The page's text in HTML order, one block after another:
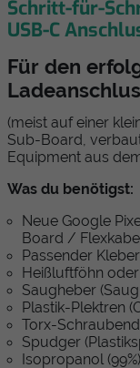
Schritt-für-
USB-C
Für den
(meist auf einer
Sub-Board,
Equipment aus
Was du benötigst:
Neue Google
Board /
Passender
Heißluftföhn
Saugheber
Plastik-Plektren
Torx-
Spudger
Isopropanol